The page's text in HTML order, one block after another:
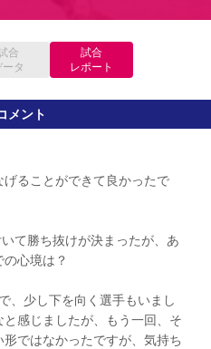
ク セレッソフットサルパーク長居
ポーツクラブ
合
ータ
試合
レポート
メント
げることができて良かったで
て勝ち抜けが決まったが、あ
心境は？
、少し下を向く選手もいまし
感じましたが、もう一回、そ
ではなかったですが、気持ち